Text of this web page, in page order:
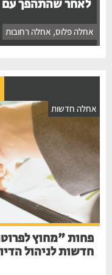
לאחר שהתהפך עם
אחלה פלוס, אחלה רחובות
אחלה חדשות
פחות "מחוץ
חדשות לניהול